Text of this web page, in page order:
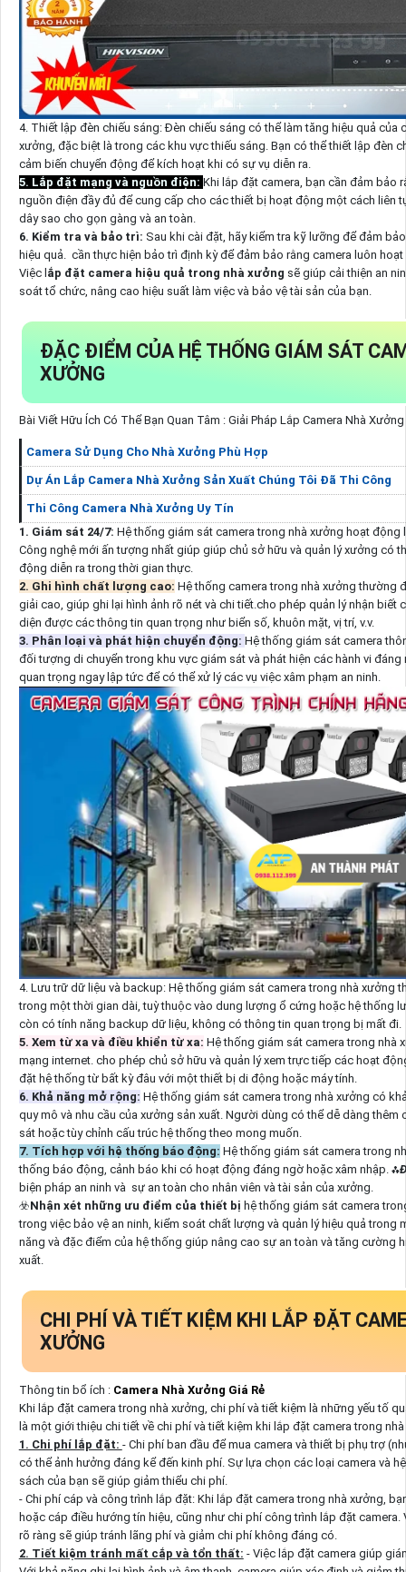
4. Thiết lập đèn chiếu sáng: Đèn chiếu sáng có thể làm tăng hiệu quả của
xưởng, đặc biệt là trong các khu vực thiếu sáng. Bạn có thể thiết lập đèn
cảm biến chuyển động để kích hoạt khi có sự vụ diễn ra.
5. Lắp đặt mạng và nguồn điện: Khi lắp đặt camera, bạn cần đảm bảo
nguồn điện đầy đủ để cung cấp cho các thiết bị hoạt động một cách liên
dây sao cho gọn gàng và an toàn.
6. Kiểm tra và bảo trì: Sau khi cài đặt, hãy kiểm tra kỹ lưỡng để đảm
hiệu quả. cần thực hiện bảo trì định kỳ để đảm bảo rằng camera luôn
Việc l ắp đặt camera hiệu quả trong nhà xưởng sẽ giúp cải thiện an
soát tổ chức, nâng cao hiệu suất làm việc và bảo vệ tài sản của bạn.
ĐẶC ĐIỂM CỦA HỆ THỐNG GIÁM SÁT
XƯỞNG
Bài Viết Hữu Ích Có Thể Bạn Quan Tâm : Giải Pháp Lắp Camera Nhà Xưởng
Camera Sử Dụng Cho Nhà Xưởng Phù Hợp
Dự Án Lắp Camera Nhà Xưởng Sản Xuất Chúng Tôi Đã Thi Công
Thi Công Camera Nhà Xưởng Uy Tín
1. Giám sát 24/7: Hệ thống giám sát camera trong nhà xưởng hoạt động
Công nghệ mới ấn tượng nhất giúp giúp chủ sở hữu và quản lý xưởng có
động diễn ra trong thời gian thực.
2. Ghi hình chất lượng cao: Hệ thống camera trong nhà xưởng thường
giải cao, giúp ghi lại hình ảnh rõ nét và chi tiết.cho phép quản lý nhận biết
diện được các thông tin quan trọng như biển số, khuôn mặt, vị trí, v.v.
3. Phân loại và phát hiện chuyển động: Hệ thống giám sát camera
đối tượng di chuyển trong khu vực giám sát và phát hiện các hành vi
quan trọng ngay lập tức để có thể xử lý các vụ việc xâm phạm an ninh.
4. Lưu trữ dữ liệu và backup: Hệ thống giám sát camera trong nhà xưởng
trong một thời gian dài, tuỳ thuộc vào dung lượng ổ cứng hoặc hệ thống
còn có tính năng backup dữ liệu, không có thông tin quan trọng bị mất đi.
5. Xem từ xa và điều khiển từ xa: Hệ thống giám sát camera trong nhà
mạng internet. cho phép chủ sở hữu và quản lý xem trực tiếp các hoạt
đặt hệ thống từ bất kỳ đâu với một thiết bị di động hoặc máy tính.
6. Khả năng mở rộng: Hệ thống giám sát camera trong nhà xưởng có
quy mô và nhu cầu của xưởng sản xuất. Người dùng có thể dễ dàng thêm
sát hoặc tùy chỉnh cấu trúc hệ thống theo mong muốn.
7. Tích hợp với hệ thống báo động: Hệ thống giám sát camera trong
thống báo động, cảnh báo khi có hoạt động đáng ngờ hoặc xâm nhập. ⁂
biện pháp an ninh và sự an toàn cho nhân viên và tài sản của xưởng.
☣️Nhận xét những ưu điểm của thiết bị hệ thống giám sát camera
trong việc bảo vệ an ninh, kiểm soát chất lượng và quản lý hiệu quả trong
năng và đặc điểm của hệ thống giúp nâng cao sự an toàn và tăng cường
xuất.
CHI PHÍ VÀ TIẾT KIỆM KHI LẮP ĐẶT
XƯỞNG
Thông tin bổ ích : Camera Nhà Xưởng Giá Rẻ
Khi lắp đặt camera trong nhà xưởng, chi phí và tiết kiệm là những yếu tố
là một giới thiệu chi tiết về chi phí và tiết kiệm khi lắp đặt camera trong
1. Chi phí lắp đặt: - Chi phí ban đầu để mua camera và thiết bị phụ trợ
có thể ảnh hưởng đáng kể đến kinh phí. Sự lựa chọn các loại camera và
sách của bạn sẽ giúp giảm thiểu chi phí.
- Chi phí cáp và công trình lắp đặt: Khi lắp đặt camera trong nhà xưởng,
hoặc cáp điều hướng tín hiệu, cũng như chi phí công trình lắp đặt camera.
rõ ràng sẽ giúp tránh lãng phí và giảm chi phí không đáng có.
2. Tiết kiệm tránh mất cắp và tổn thất: - Việc lắp đặt camera giúp